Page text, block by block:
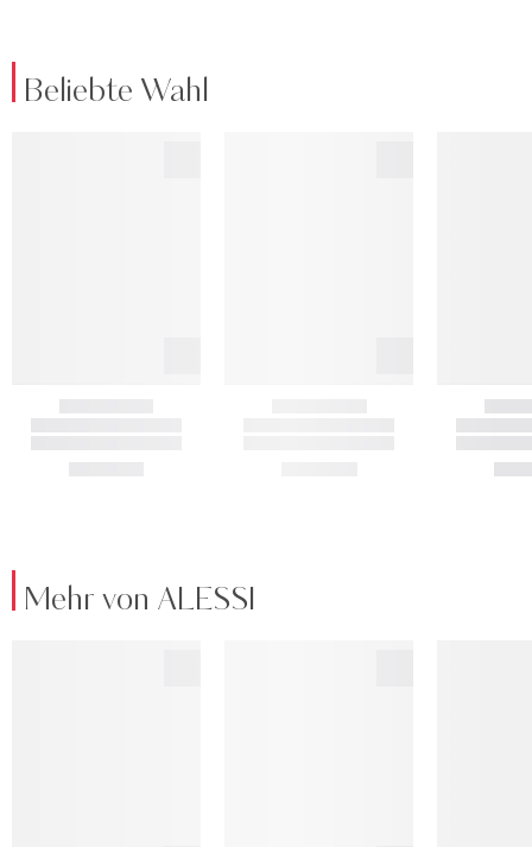
Beliebte Wahl
Mehr von ALESSI